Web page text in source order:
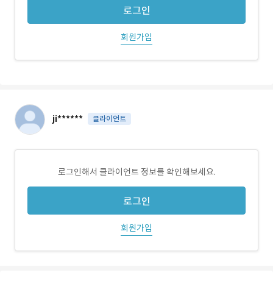
로그인
회원가입
ji****** 클라이언트
로그인해서 클라이언트 정보를 확인해보세요.
로그인
회원가입